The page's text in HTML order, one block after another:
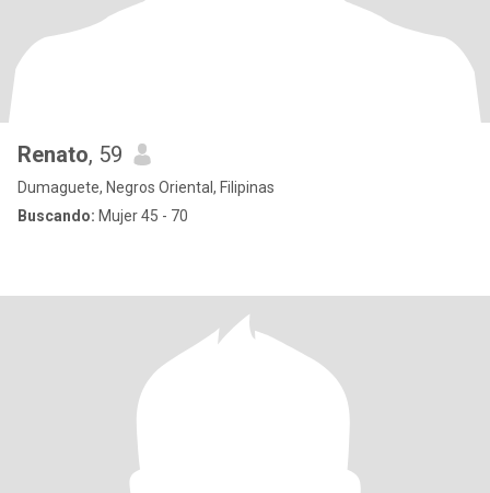
Renato, 59
Dumaguete, Negros Oriental, Filipinas
Buscando: Mujer 45 - 70